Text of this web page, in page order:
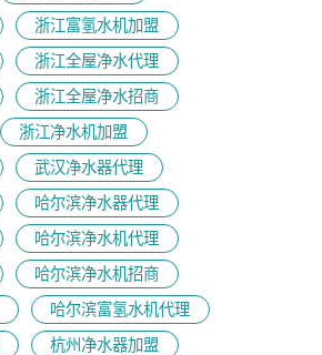
浙江富氢水机加盟
浙江全屋净水代理
浙江全屋净水招商
浙江净水机加盟
武汉净水器代理
哈尔滨净水器代理
哈尔滨净水机代理
哈尔滨净水机招商
哈尔滨富氢水机代理
杭州净水器加盟